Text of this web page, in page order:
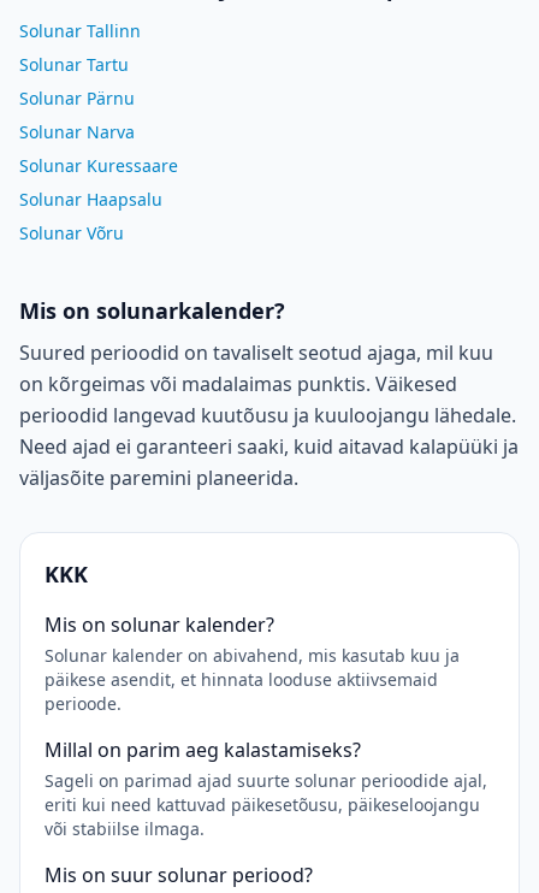
Solunar Tallinn
Solunar Tartu
Solunar Pärnu
Solunar Narva
Solunar Kuressaare
Solunar Haapsalu
Solunar Võru
Mis on solunarkalender?
Suured perioodid on tavaliselt seotud ajaga, mil kuu
on kõrgeimas või madalaimas punktis. Väikesed
perioodid langevad kuutõusu ja kuuloojangu lähedale.
Need ajad ei garanteeri saaki, kuid aitavad kalapüüki ja
väljasõite paremini planeerida.
KKK
Mis on solunar kalender?
Solunar kalender on abivahend, mis kasutab kuu ja
päikese asendit, et hinnata looduse aktiivsemaid
perioode.
Millal on parim aeg kalastamiseks?
Sageli on parimad ajad suurte solunar perioodide ajal,
eriti kui need kattuvad päikesetõusu, päikeseloojangu
või stabiilse ilmaga.
Mis on suur solunar periood?